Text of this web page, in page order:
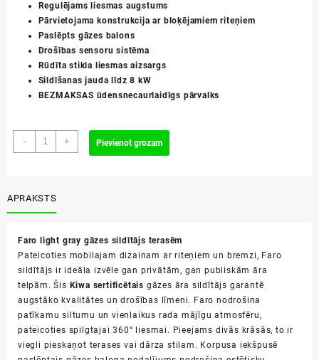
Regulējams liesmas augstums
Pārvietojama konstrukcija ar bloķējamiem riteņiem
Paslēpts gāzes balons
Drošības sensoru sistēma
Rūdīta stikla liesmas aizsargs
Sildīšanas jauda līdz 8 kW
BEZMAKSAS ūdensnecaurlaidīgs pārvalks
-
Faro
light
+ Pievienot grozam
APRAKSTS
Faro light gray gāzes sildītājs terasēm
Pateicoties mobilajam dizainam ar riteņiem un bremzi, Faro
sildītājs ir ideāla izvēle gan privātām, gan publiskām āra
telpām. Šis Kiwa sertificētais gāzes āra sildītājs garantē
augstāko kvalitātes un drošības līmeni. Faro nodrošina
patīkamu siltumu un vienlaikus rada mājīgu atmosfēru,
pateicoties spilgtajai 360° liesmai. Pieejams divās krāsās, to ir
viegli pieskaņot terases vai dārza stilam. Korpusa iekšpusē